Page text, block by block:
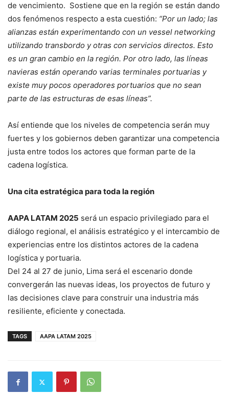
de vencimiento. Sostiene que en la región se están dando
dos fenómenos respecto a esta cuestión: “Por un lado; las
alianzas están experimentando con un vessel networking
utilizando transbordo y otras con servicios directos. Esto
es un gran cambio en la región. Por otro lado, las líneas
navieras están operando varias terminales portuarias y
existe muy pocos operadores portuarios que no sean
parte de las estructuras de esas líneas”.
Así entiende que los niveles de competencia serán muy
fuertes y los gobiernos deben garantizar una competencia
justa entre todos los actores que forman parte de la
cadena logística.
Una cita estratégica para toda la región
AAPA LATAM 2025 será un espacio privilegiado para el
diálogo regional, el análisis estratégico y el intercambio de
experiencias entre los distintos actores de la cadena
logística y portuaria.
Del 24 al 27 de junio, Lima será el escenario donde
convergerán las nuevas ideas, los proyectos de futuro y
las decisiones clave para construir una industria más
resiliente, eficiente y conectada.
TAGS AAPA LATAM 2025